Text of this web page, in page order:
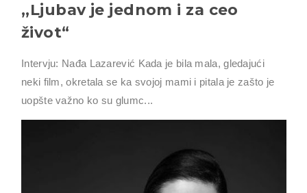
,,Ljubav je jednom i za ceo
život“
Intervju: Nađa Lazarević Kada je bila mala, gledajući
neki film, okretala se ka svojoj mami i pitala je zašto je
uopšte važno ko su glumc...